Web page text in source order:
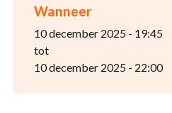
Wanneer
10 december 2025 - 19:45
tot
10 december 2025 - 22:00